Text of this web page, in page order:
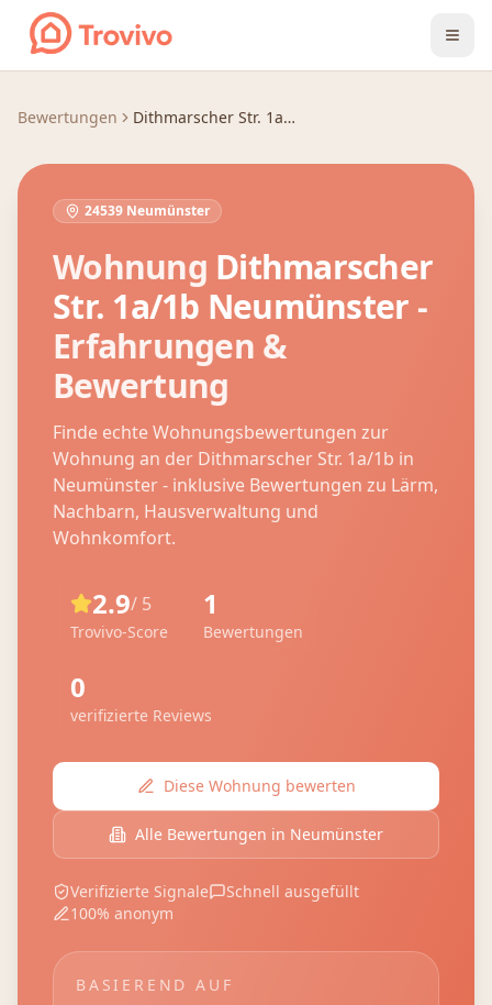
Zum Inhalt springen
Bewertungen Dithmarscher Str. 1a - 1b
24539 Neumünster
Wohnung Dithmarscher
Str. 1a/1b Neumünster -
Erfahrungen &
Bewertung
Finde echte Wohnungsbewertungen zur
Wohnung an der Dithmarscher Str. 1a/1b in
Neumünster- inklusive Bewertungen zu Lärm,
Nachbarn, Hausverwaltung und
Wohnkomfort.
2.9/ 5
Trovivo-Score
1
Bewertungen
0
verifizierte Reviews
Diese Wohnung bewerten
Alle Bewertungen in Neumünster
Verifizierte Signale
Schnell ausgefüllt
100% anonym
BASIEREND AUF